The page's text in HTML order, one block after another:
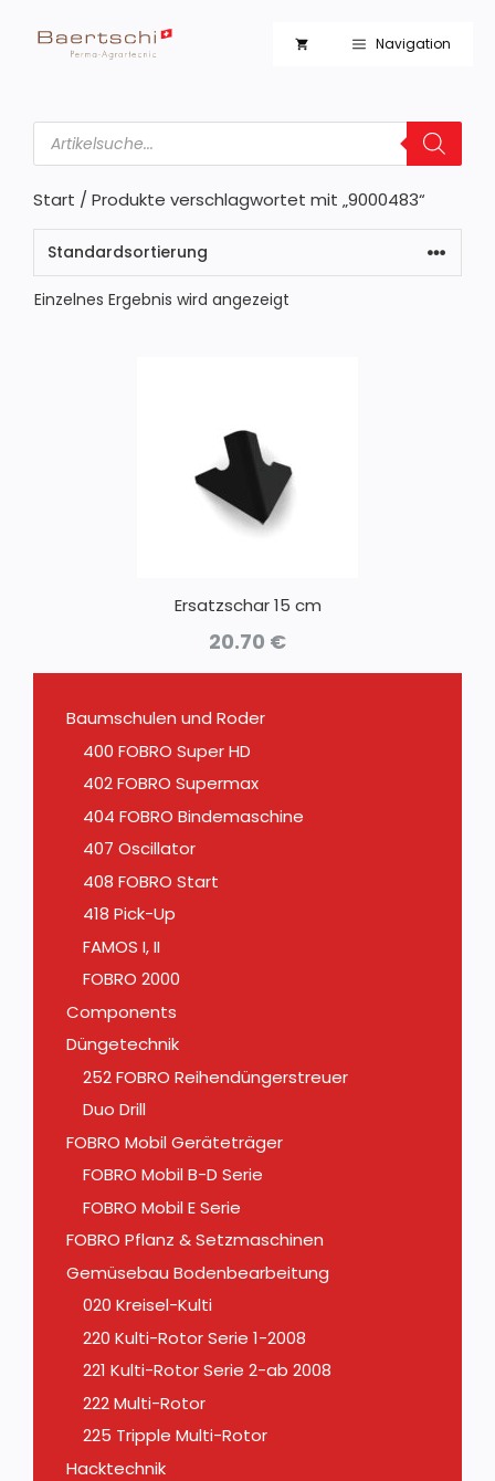
Inhalt
Navigation
Products
search
Start / Produkte verschlagwortet mit „9000483“
Einzelnes Ergebnis wird angezeigt
Ersatzschar 15 cm
20.70 €
Baumschulen und Roder
400 FOBRO Super HD
402 FOBRO Supermax
404 FOBRO Bindemaschine
407 Oscillator
408 FOBRO Start
418 Pick-Up
FAMOS I, II
FOBRO 2000
Components
Düngetechnik
252 FOBRO Reihendüngerstreuer
Duo Drill
FOBRO Mobil Geräteträger
FOBRO Mobil B-D Serie
FOBRO Mobil E Serie
FOBRO Pflanz & Setzmaschinen
Gemüsebau Bodenbearbeitung
020 Kreisel-Kulti
220 Kulti-Rotor Serie 1-2008
221 Kulti-Rotor Serie 2-ab 2008
222 Multi-Rotor
225 Tripple Multi-Rotor
Hacktechnik